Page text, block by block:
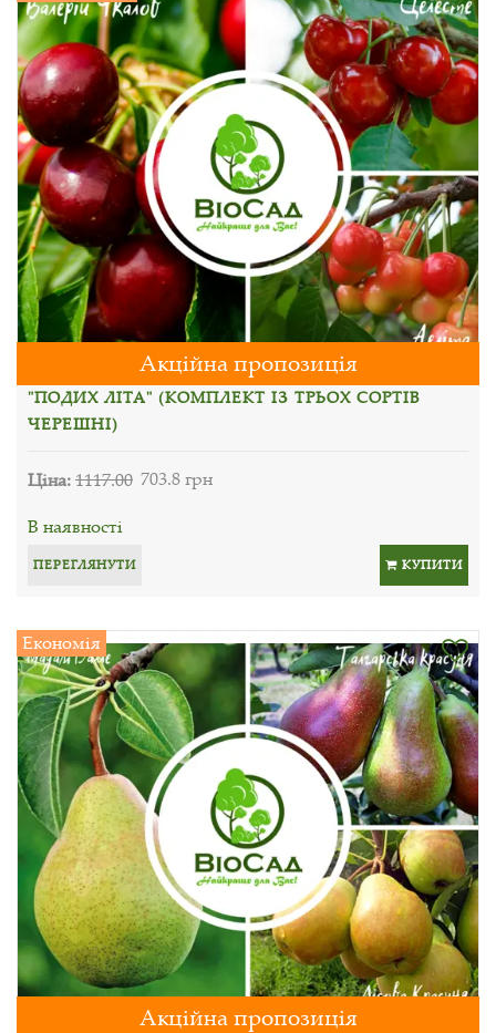
Акційна пропозиція
"ПОДИХ ЛІТА" (КОМПЛЕКТ ІЗ ТРЬОХ СОРТІВ
ЧЕРЕШНІ)
Ціна:1117.00 703.8 грн
В наявності
ПЕРЕГЛЯНУТИ КУПИТИ
Економія
Акційна пропозиція